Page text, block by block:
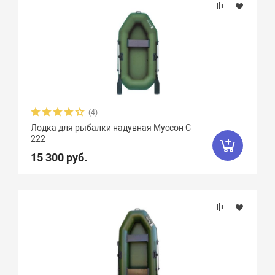
(4)
Лодка для рыбалки надувная Муссон С
222
15 300 руб.